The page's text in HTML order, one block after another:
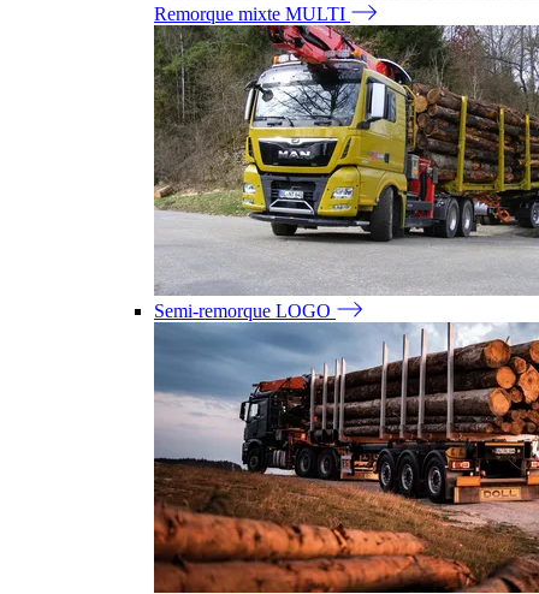
Remorque mixte MULTI
Semi-remorque LOGO